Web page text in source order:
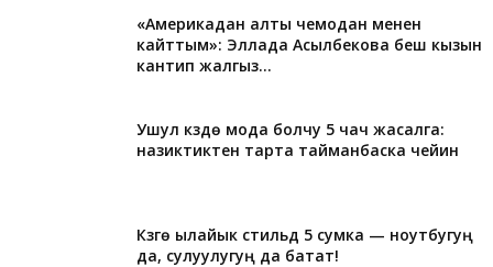
«Америкадан алты чемодан менен
кайттым»: Эллада Асылбекова беш кызын
кантип жалгыз...
Ушул күздө мода болчу 5 чач жасалга:
назиктиктен тарта тайманбаска чейин
Күзгө ылайык стильдүү 5 сумка — ноутбугуң
да, сулуулугуң да батат!